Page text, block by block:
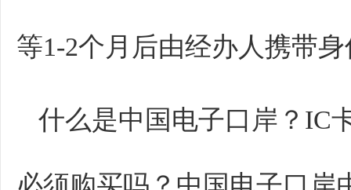
等1-2个月后由经办人携带
什么是中国电子口岸？IC